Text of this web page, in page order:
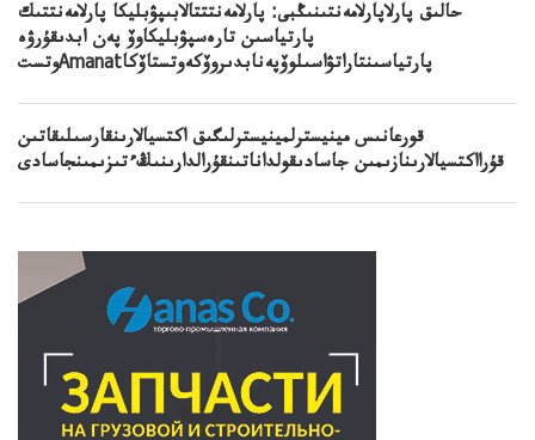
حالىق پارلاپارلامەنتىنىڭبى: پارلامەنتتتالابىپۋبليكا پارلامەنتتىك
پارتياسىن تارەسپۋبليكاوۆ پەن ابدىقۇرۋە
وتستAmanatپارتياسىنتاراتۋاسىلوۆپەنابدىروۆكەوتستاۆكا
قورعانىس مينيسترلمينيسترلىگىق اكتسيالارىنقارسىلىقاتىن
قۇرااكتسيالارىنازىمىن جاسادىقولداناتىنقۇرالدارىنىڭءتىزىمىنجاسادى